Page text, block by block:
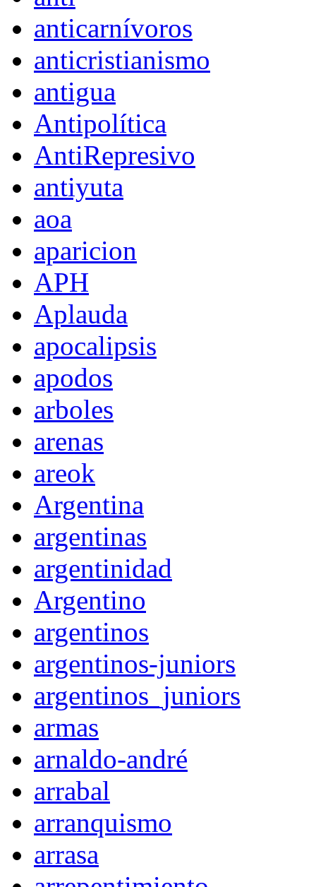
anticarnívoros
anticristianismo
antigua
Antipolítica
AntiRepresivo
antiyuta
aoa
aparicion
APH
Aplauda
apocalipsis
apodos
arboles
arenas
areok
Argentina
argentinas
argentinidad
Argentino
argentinos
argentinos-juniors
argentinos_juniors
armas
arnaldo-andré
arrabal
arranquismo
arrasa